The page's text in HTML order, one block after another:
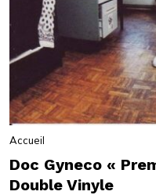
Accueil
Doc Gyneco «
Double Vinyle